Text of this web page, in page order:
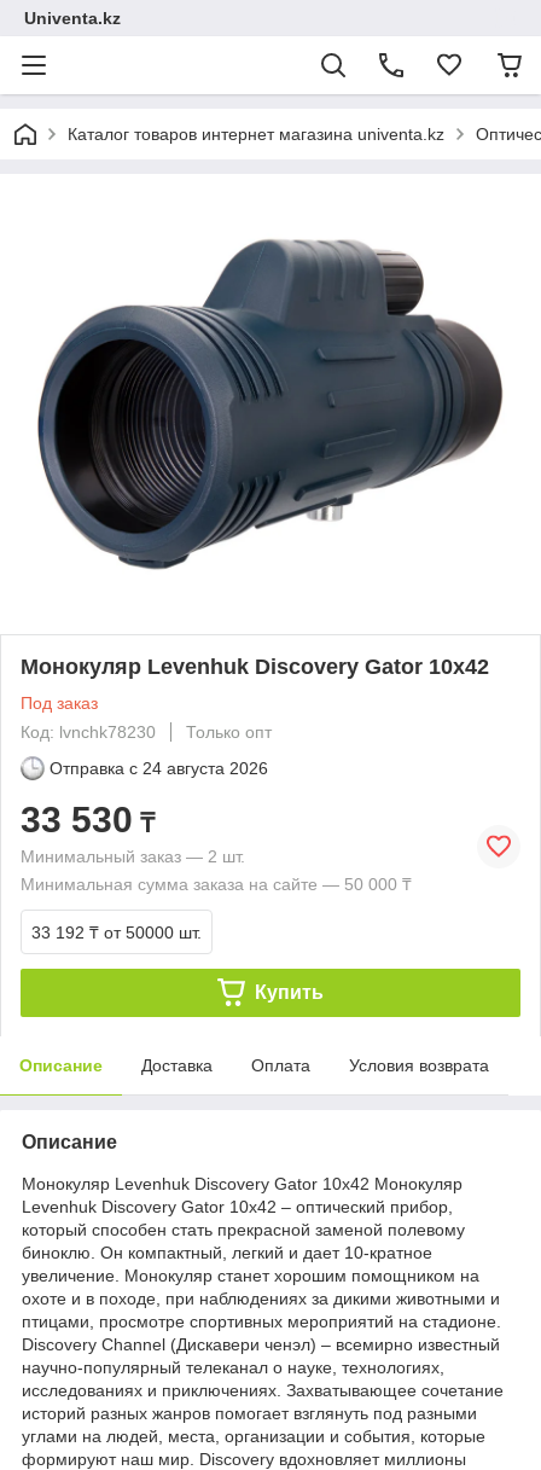
Univenta.kz
Каталог товаров интернет магазина univenta.kz
Монокуляр Levenhuk Discovery Gator 10x42
Под заказ
Код: lvnchk78230
Только опт
Отправка с 24 августа 2026
33 530 ₸
Минимальный заказ — 2 шт.
Минимальная сумма заказа на сайте — 50 000 ₸
33 192 ₸ от 50000 шт.
Купить
Описание Доставка Оплата Условия возврата
Описание
Монокуляр Levenhuk Discovery Gator 10x42 Монокуляр
Levenhuk Discovery Gator 10x42 – оптический прибор,
который способен стать прекрасной заменой полевому
биноклю. Он компактный, легкий и дает 10-кратное
увеличение. Монокуляр станет хорошим помощником на
охоте и в походе, при наблюдениях за дикими животными и
птицами, просмотре спортивных мероприятий на стадионе.
Discovery Channel (Дискавери ченэл) – всемирно известный
научно-популярный телеканал о науке, технологиях,
исследованиях и приключениях. Захватывающее сочетание
историй разных жанров помогает взглянуть под разными
углами на людей, места, организации и события, которые
формируют наш мир. Discovery вдохновляет миллионы